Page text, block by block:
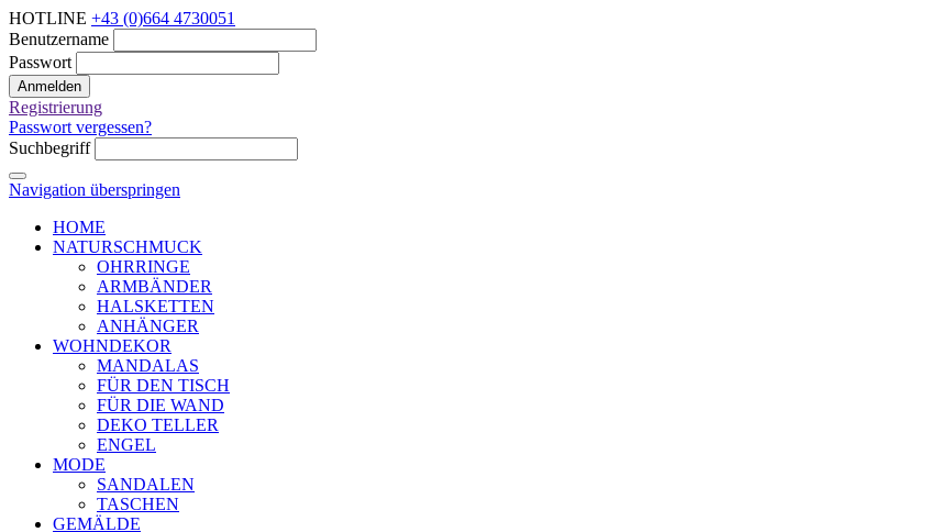
HOTLINE +43 (0)664 4730051
Benutzername
Passwort
Anmelden
Registrierung
Passwort vergessen?
Suchbegriff
Navigation überspringen
HOME
NATURSCHMUCK
OHRRINGE
ARMBÄNDER
HALSKETTEN
ANHÄNGER
WOHNDEKOR
MANDALAS
FÜR DEN TISCH
FÜR DIE WAND
DEKO TELLER
ENGEL
MODE
SANDALEN
TASCHEN
GEMÄLDE